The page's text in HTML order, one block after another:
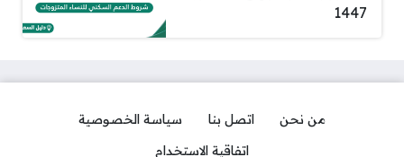
1447
من نحن اتصل بنا
سياسة الخصوصية
اتفاقية الاستخدام